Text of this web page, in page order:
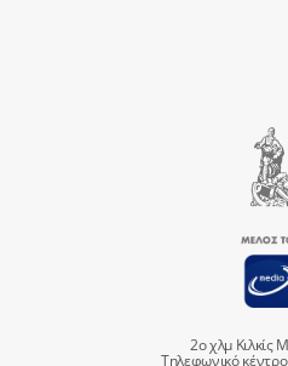
2ο χλμ Κιλκίς
Τηλεφωνικό